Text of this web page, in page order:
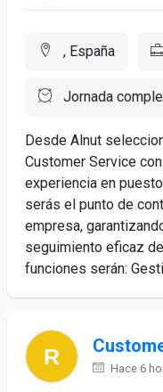
, España
Jornada
Desde Alnut
Customer Service
experiencia en
serás el punto de
empresa,
seguimiento eficaz
funciones serán:
Hace 6